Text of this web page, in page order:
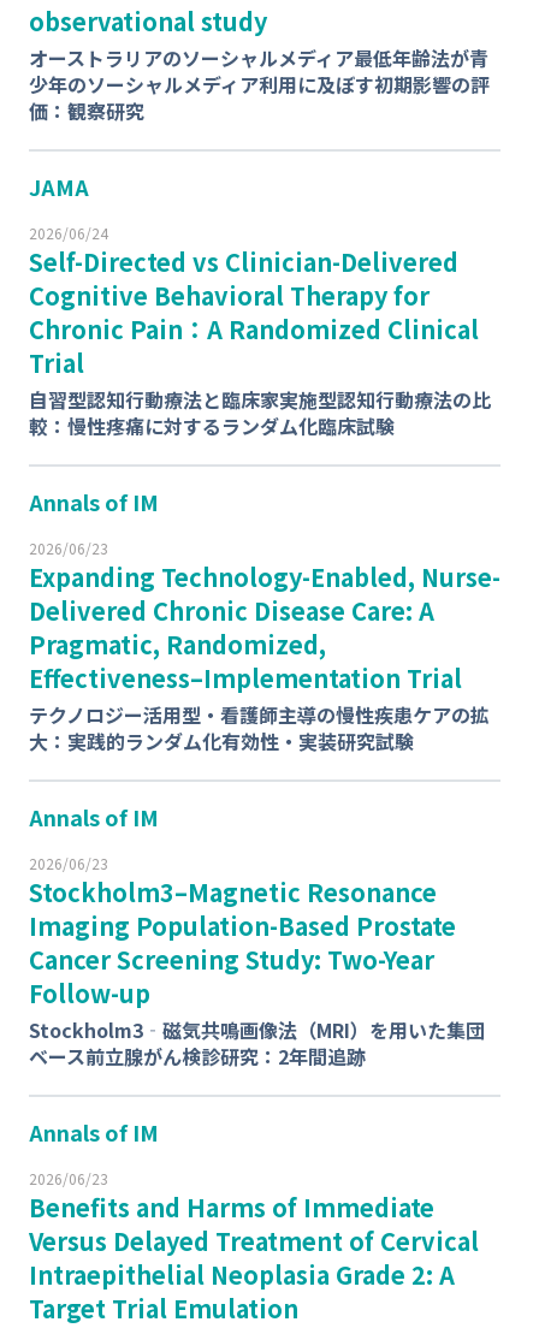
observational study
オーストラリアのソーシャルメディア最低年齢法が青
少年のソーシャルメディア利用に及ぼす初期影響の評
価：観察研究
JAMA
2026/06/24
Self-Directed vs Clinician-Delivered
Cognitive Behavioral Therapy for
Chronic Pain：A Randomized Clinical
Trial
自習型認知行動療法と臨床家実施型認知行動療法の比
較：慢性疼痛に対するランダム化臨床試験
Annals of IM
2026/06/23
Expanding Technology-Enabled, Nurse-
Delivered Chronic Disease Care: A
Pragmatic, Randomized,
Effectiveness–Implementation Trial
テクノロジー活用型・看護師主導の慢性疾患ケアの拡
大：実践的ランダム化有効性・実装研究試験
Annals of IM
2026/06/23
Stockholm3–Magnetic Resonance
Imaging Population-Based Prostate
Cancer Screening Study: Two-Year
Follow-up
Stockholm3‐磁気共鳴画像法（MRI）を用いた集団
ベース前立腺がん検診研究：2年間追跡
Annals of IM
2026/06/23
Benefits and Harms of Immediate
Versus Delayed Treatment of Cervical
Intraepithelial Neoplasia Grade 2: A
Target Trial Emulation